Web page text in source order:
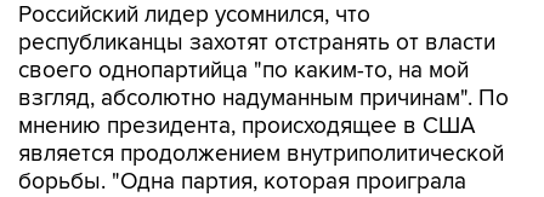
Российский лидер усомнился, что
республиканцы захотят отстранять от власти
своего однопартийца "по каким-то, на мой
взгляд, абсолютно надуманным причинам". По
мнению президента, происходящее в США
является продолжением внутриполитической
борьбы. "Одна партия, которая проиграла